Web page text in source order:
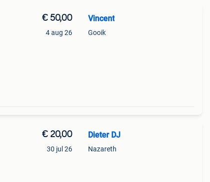
€ 50,00
4 aug 26
Vincent
Gooik
€ 20,00
30 jul 26
Dieter DJ
Nazareth